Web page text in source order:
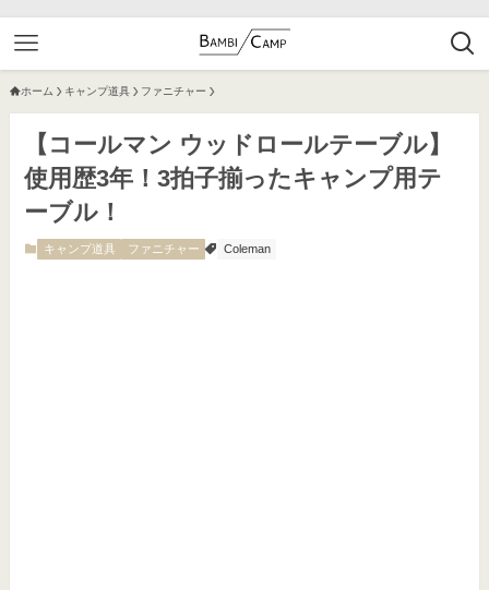
ホーム キャンプ道具 ファニチャー
【コールマン ウッドロールテーブル】
使用歴3年！3拍子揃ったキャンプ用テ
ーブル！
キャンプ道具 ファニチャー Coleman